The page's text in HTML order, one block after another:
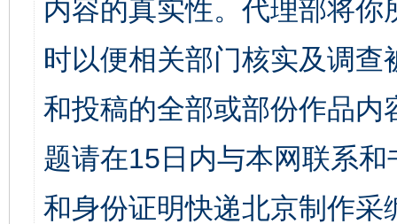
内容的真实性。代理部将
时以便相关部门核实及调
和投稿的全部或部份作品
题请在15日内与本网联系
和身份证明快递北京制作